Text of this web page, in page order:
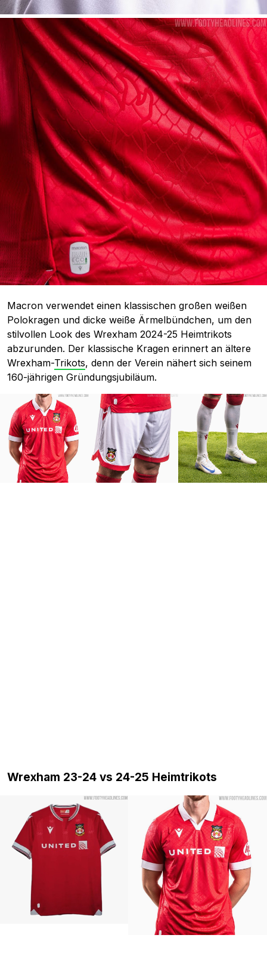
Macron verwendet einen klassischen großen weißen
Polokragen und dicke weiße Ärmelbündchen, um den
stilvollen Look des Wrexham 2024-25 Heimtrikots
abzurunden. Der klassische Kragen erinnert an ältere
Wrexham-Trikots, denn der Verein nähert sich seinem
160-jährigen Gründungsjubiläum.
Wrexham 23-24 vs 24-25 Heimtrikots